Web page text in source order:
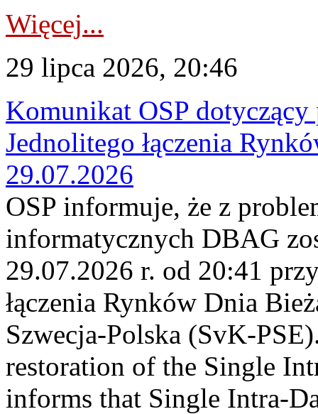
Więcej...
29 lipca 2026, 20:46
Komunikat OSP
Jednolitego łączenia
29.07.2026
OSP informuje, że z
informatycznych DBAG
29.07.2026 r. od 20:41
łączenia Rynków Dnia
Szwecja-Polska (SvK-
restoration of the Single
informs that Single Intra-